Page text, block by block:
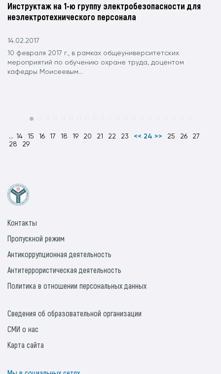
Инструктаж на 1-ю группу электробезопасности для
неэлектротехнического персонала
14.02.2017
10 февраля 2017 г., в рамках общеуниверситетских
мероприятий по обучению охране труда, доцентом
кафедры Моисеевым...
... 14 15 16 17 18 19 20 21 22 23 << 24 >> 25 26
27
28
29
Контакты
Пропускной режим
Антикоррупционная деятельность
Антитеррористическая деятельность
Политика в отношении персональных данных
Сведения об образовательной организации
СМИ о нас
Карта сайта